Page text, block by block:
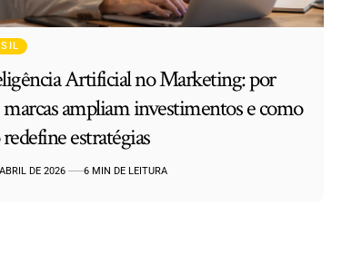
Artificial no Marketing: por
ampliam investimentos e como
estratégias
DE 2026 6 MIN DE LEITURA